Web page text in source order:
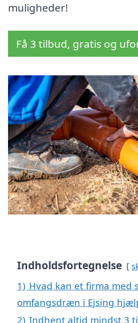
muligheder!
Få 3 tilbud, gratis og
Indholdsfortegnelse
1) Hvad kan et firma med
omfangsdræn i Ejsing
2) Indhent altid mindst 3